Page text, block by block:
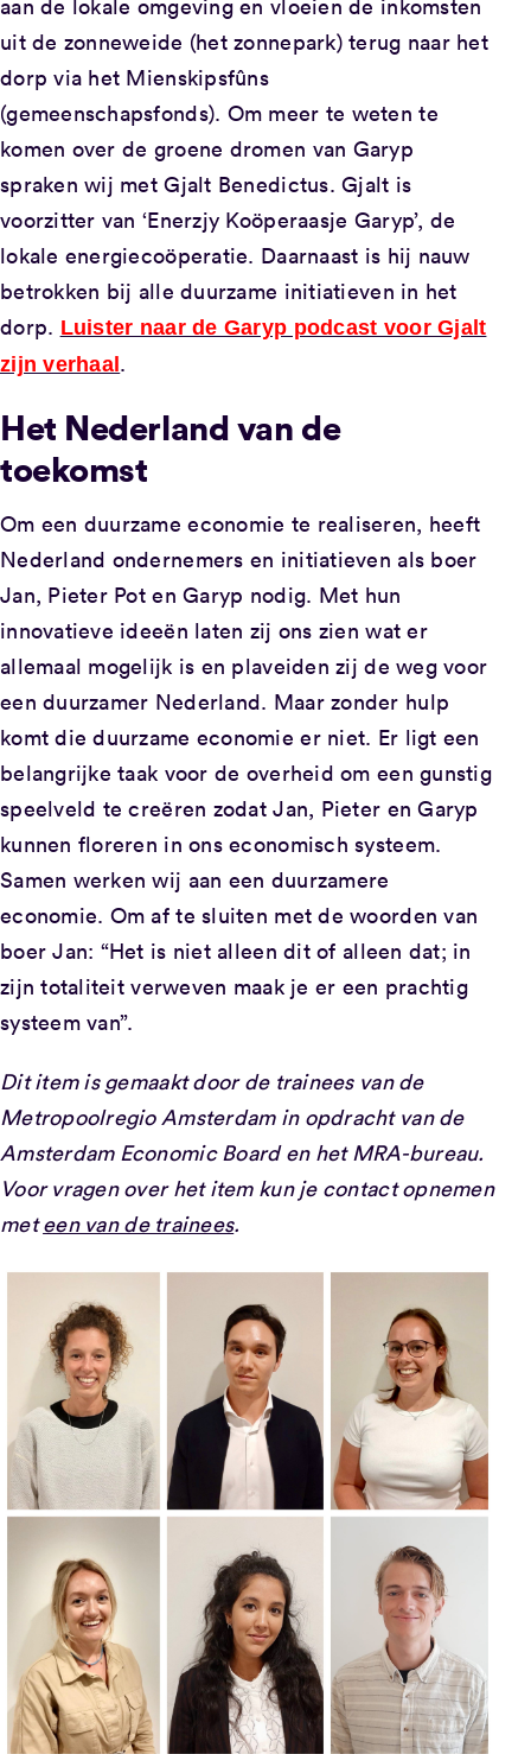
uit de zonneweide (het zonnepark) terug naar het
dorp via het Mienskipsfûns
(gemeenschapsfonds). Om meer te weten te
komen over de groene dromen van Garyp
spraken wij met Gjalt Benedictus. Gjalt is
voorzitter van ‘Enerzjy Koöperaasje Garyp’, de
lokale energiecoöperatie. Daarnaast is hij nauw
betrokken bij alle duurzame initiatieven in het
dorp. Luister naar de Garyp podcast voor Gjalt
zijn verhaal.
Het Nederland van de
toekomst
Om een duurzame economie te realiseren, heeft
Nederland ondernemers en initiatieven als boer
Jan, Pieter Pot en Garyp nodig. Met hun
innovatieve ideeën laten zij ons zien wat er
allemaal mogelijk is en plaveiden zij de weg voor
een duurzamer Nederland. Maar zonder hulp
komt die duurzame economie er niet. Er ligt een
belangrijke taak voor de overheid om een gunstig
speelveld te creëren zodat Jan, Pieter en Garyp
kunnen floreren in ons economisch systeem.
Samen werken wij aan een duurzamere
economie. Om af te sluiten met de woorden van
boer Jan: “Het is niet alleen dit of alleen dat; in
zijn totaliteit verweven maak je er een prachtig
systeem van”.
Dit item is gemaakt door de trainees van de
Metropoolregio Amsterdam in opdracht van de
Amsterdam Economic Board en het MRA-bureau.
Voor vragen over het item kun je contact opnemen
meteen van de trainees.